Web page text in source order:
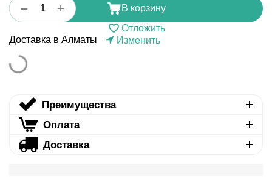
+
−
В корзину
Отложить
Доставка в Алматы
Изменить
Преимущества
Оплата
Доставка